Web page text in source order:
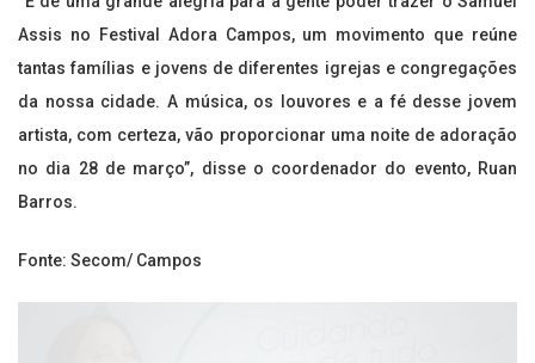
Assis no Festival Adora Campos, um movimento que reúne
tantas famílias e jovens de diferentes igrejas e congregações
da nossa cidade. A música, os louvores e a fé desse jovem
artista, com certeza, vão proporcionar uma noite de adoração
no dia 28 de março”, disse o coordenador do evento, Ruan
Barros.
Fonte: Secom/ Campos